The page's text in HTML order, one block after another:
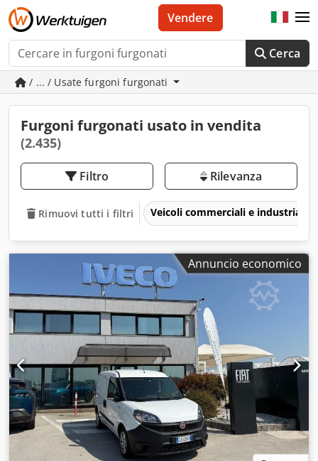
Cerca
Vendere
/ ... / Usate furgoni furgonati
Furgoni furgonati usato in vendita
(2.435)
Filtro Rilevanza
Rimuovi tutti i filtri Veicoli commerciali e industriali
Annuncio economico